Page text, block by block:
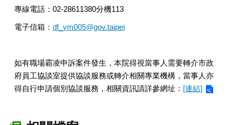
專線電話：02-28611380分機113
電子信箱： df_ym005@gov.taipei
如有職場霸凌申訴案件發生，本院得視當事人需要轉介市政
府員工協談室提供協談服務或轉介相關專業機構，當事人亦
得自行申請個別協談服務，相關資訊請詳參網址： [連結]